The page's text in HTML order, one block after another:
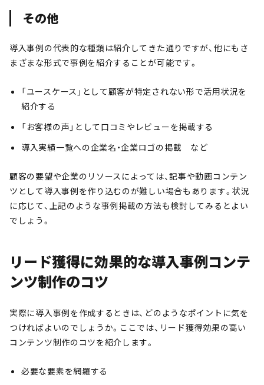
その他
導入事例の代表的な種類は紹介してきた通りですが、他にもさ
まざまな形式で事例を紹介することが可能です。
「ユースケース」として顧客が特定されない形で活用状況を
紹介する
「お客様の声」として口コミやレビューを掲載する
導入実績一覧への企業名・企業ロゴの掲載 など
顧客の要望や企業のリソースによっては、記事や動画コンテン
ツとして導入事例を作り込むのが難しい場合もあります。状況
に応じて、上記のような事例掲載の方法も検討してみるとよい
でしょう。
リード獲得に効果的な導入事例コンテ
ンツ制作のコツ
実際に導入事例を作成するときは、どのようなポイントに気を
つければよいのでしょうか。ここでは、リード獲得効果の高い
コンテンツ制作のコツを紹介します。
必要な要素を網羅する